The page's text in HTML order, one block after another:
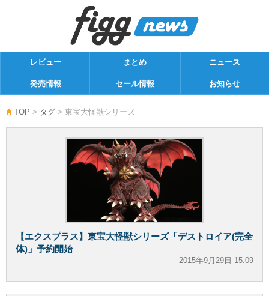
レビュー まとめ ニュース
発売情報 セール情報 お知らせ
TOP > タグ > 東宝大怪獣シリーズ
【エクスプラス】東宝大怪獣シリーズ「デストロイア(完全
体)」予約開始
2015年9月29日 15:09